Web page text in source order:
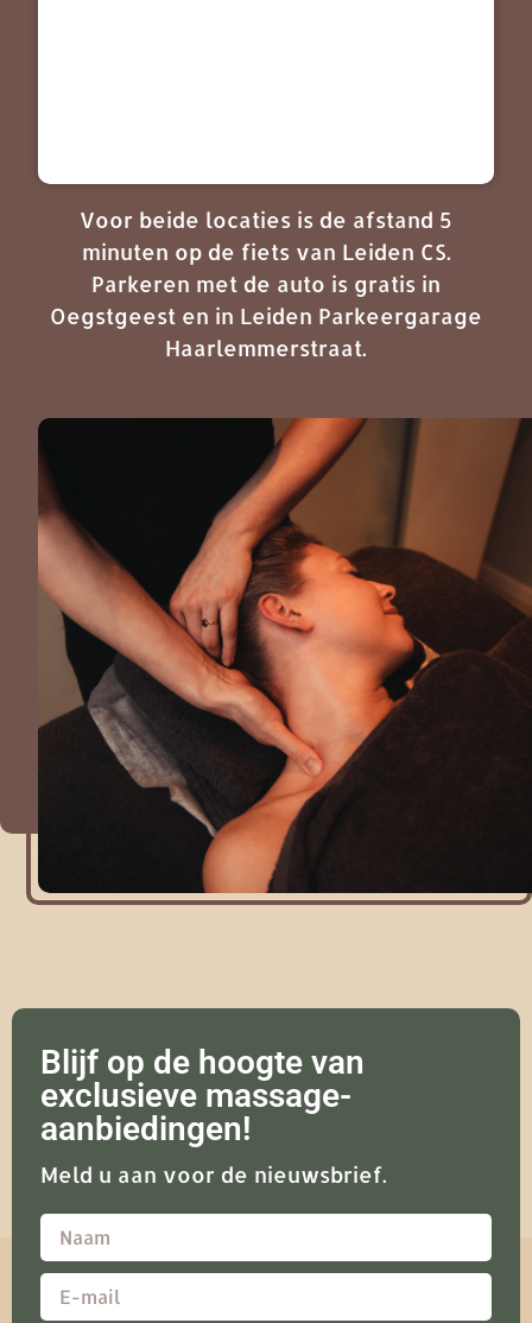
Voor beide locaties is de afstand 5
minuten op de fiets van Leiden CS.
Parkeren met de auto is gratis in
Oegstgeest en in Leiden Parkeergarage
Haarlemmerstraat.
Blijf op de hoogte van
exclusieve massage-
aanbiedingen!
Meld u aan voor de nieuwsbrief.